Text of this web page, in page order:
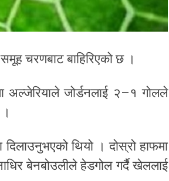
चरणबाट बाहिरिएको छ ।
अल्जेरियाले जोर्डनलाई २–१ गोलले
थियो । दोस्रो हाफमा
बेनबोउलीले हेडगोल गर्दै खेललाई